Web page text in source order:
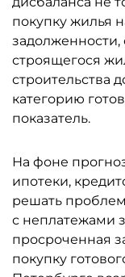
покупку жилья
строящегося
строительства
категорию
показатель.
На фоне
ипотеки,
решать
с неплатежами
просроченная
покупку